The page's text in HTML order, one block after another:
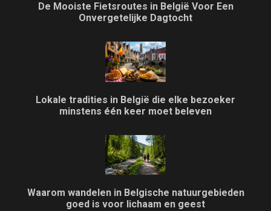
De Mooiste Fietsroutes in België Voor Een
Onvergetelijke Dagtocht
Lokale tradities in België die elke bezoeker
minstens één keer moet beleven
Waarom wandelen in Belgische natuurgebieden
goed is voor lichaam en geest